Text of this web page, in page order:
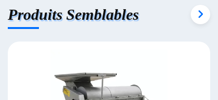
Produits Semblables